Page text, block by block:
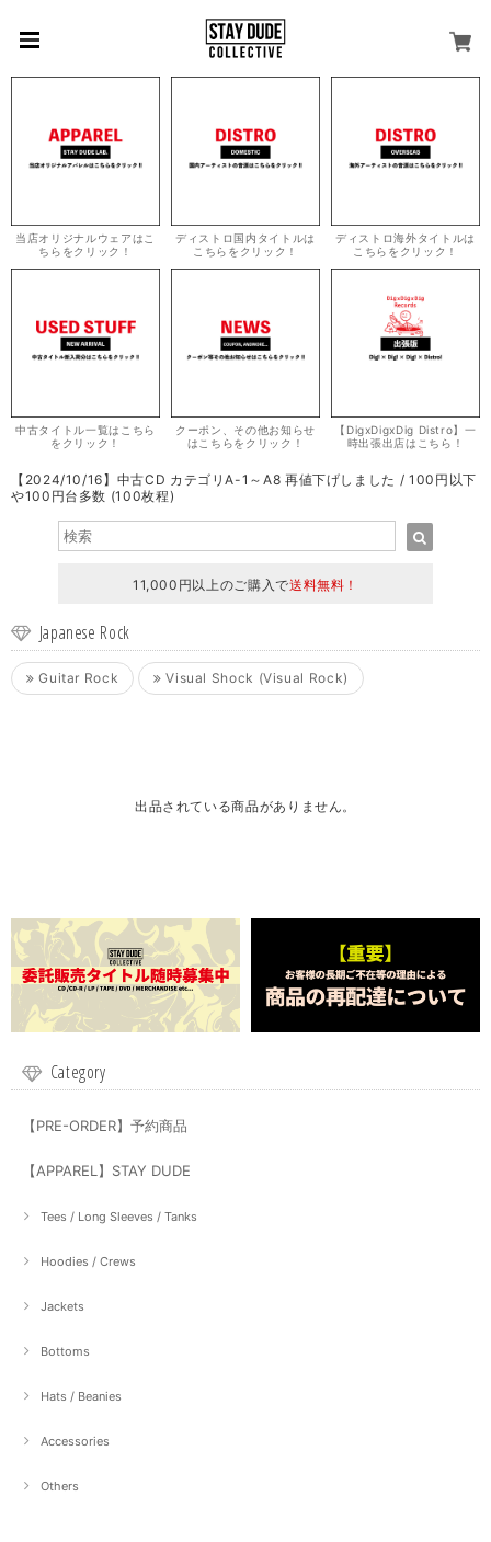
当店オリジナルウェアはこ
ちらをクリック！
ディストロ国内タイトルは
こちらをクリック！
ディストロ海外タイトルは
こちらをクリック！
中古タイトル一覧はこちら
をクリック！
クーポン、その他お知らせ
はこちらをクリック！
【DigxDigxDig Distro】一
時出張出店はこちら！
【2024/10/16】中古CD カテゴリA-1～A8 再値下げしました / 100円以下
や100円台多数 (100枚程)
11,000円以上のご購入で送料無料！
Japanese Rock
Guitar Rock Visual Shock (Visual Rock)
出品されている商品がありません。
Category
【PRE-ORDER】予約商品
【APPAREL】STAY DUDE
Tees / Long Sleeves / Tanks
Hoodies / Crews
Jackets
Bottoms
Hats / Beanies
Accessories
Others